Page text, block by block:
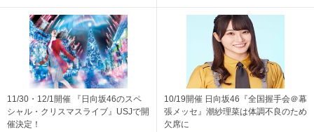
11/30・12/1開催 『日向坂46のスペ
シャル・クリスマスライブ』USJで開
催決定！
10/19開催 日向坂46『全国握手会＠幕
張メッセ』潮紗理菜は体調不良のため
欠席に